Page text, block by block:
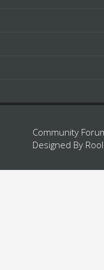
Community
Designed By